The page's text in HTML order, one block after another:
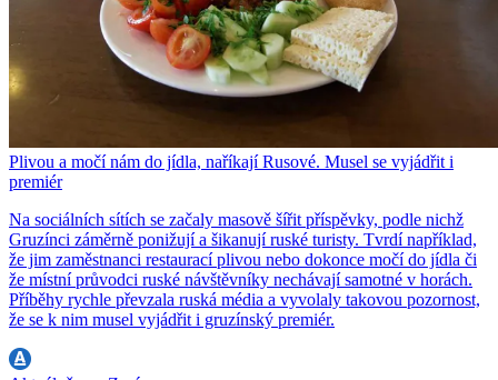
Plivou a močí nám do jídla, naříkají Rusové. Musel se vyjádřit i
premiér
Na sociálních sítích se začaly masově šířit příspěvky, podle nichž
Gruzínci záměrně ponižují a šikanují ruské turisty. Tvrdí například,
že jim zaměstnanci restaurací plivou nebo dokonce močí do jídla či
že místní průvodci ruské návštěvníky nechávají samotné v horách.
Příběhy rychle převzala ruská média a vyvolaly takovou pozornost,
že se k nim musel vyjádřit i gruzínský premiér.